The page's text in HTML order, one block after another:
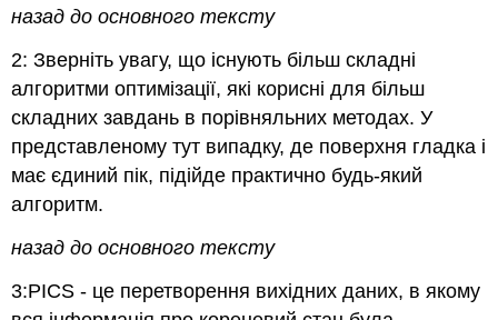
назад до основного тексту
2: Зверніть увагу, що існують більш складні
алгоритми оптимізації, які корисні для більш
складних завдань в порівняльних методах. У
представленому тут випадку, де поверхня гладка і
має єдиний пік, підійде практично будь-який
алгоритм.
назад до основного тексту
3:PICS - це перетворення вихідних даних, в якому